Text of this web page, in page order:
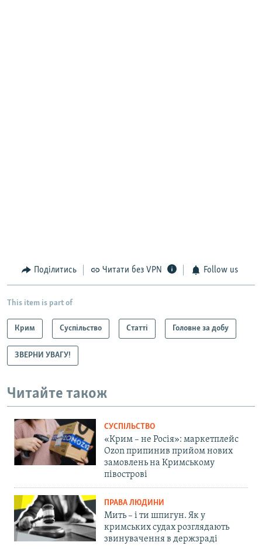
Поділитись Читати без VPN Follow us
This item is part of
Крим Суспільство Статті Головне за добу
ЗВЕРНИ УВАГУ!
Читайте також
СУСПІЛЬСТВО
«Крим – не Росія»: маркетплейс
Ozon припинив прийом нових
замовлень на Кримському
півострові
ПРАВА ЛЮДИНИ
Мить – і ти шпигун. Як у
кримських судах розглядають
звинувачення в держзраді